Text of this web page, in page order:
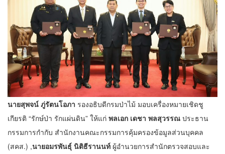
นายสุพจน์ ภู่รัตนโอภา รองอธิบดีกรมป่าไม้ มอบเครื่องหมายเชิดชู
เกียรติ “รักษ์ป่า รักแผ่นดิน” ให้แก่ พลเอก เดชา พลสุวรรณ ประธาน
กรรมการกำกับ สำนักงานคณะกรรมการคุ้มครองข้อมูลส่วนบุคคล
(สคส.) ,นายอมรพันธุ์ นิติธีรานนท์ ผู้อำนวยการสำนักตรวจสอบและ